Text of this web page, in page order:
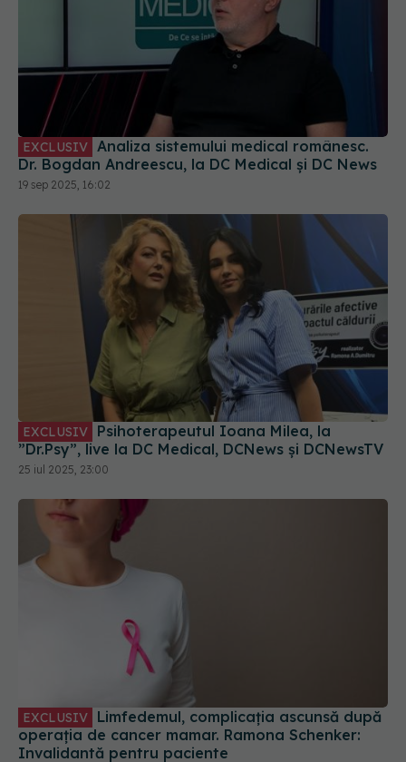
EXCLUSIV
Dr. Bogdan Andreescu, la DC Medical și DC News
19 sep 2025, 16:02
EXCLUSIV
”Dr.Psy”, live la DC Medical, DCNews și DCNewsTV
25 iul 2025, 23:00
EXCLUSIV
operația de cancer mamar. Ramona Schenker:
Invalidantă pentru paciente